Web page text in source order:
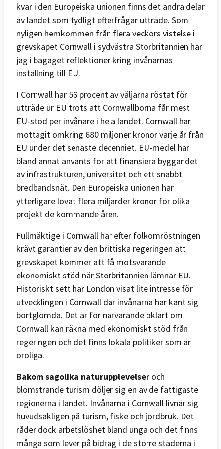
kvar i den Europeiska unionen finns det andra delar
av landet som tydligt efterfrågar utträde. Som
nyligen hemkommen från flera veckors vistelse i
grevskapet Cornwall i sydvästra Storbritannien har
jag i bagaget reflektioner kring invånarnas
inställning till EU.
I Cornwall har 56 procent av väljarna röstat för
utträde ur EU trots att Cornwallborna får mest
EU-stöd per invånare i hela landet. Cornwall har
mottagit omkring 680 miljoner kronor varje år från
EU under det senaste decenniet. EU-medel har
bland annat använts för att finansiera byggandet
av infrastrukturen, universitet och ett snabbt
bredbandsnät. Den Europeiska unionen har
ytterligare lovat flera miljarder kronor för olika
projekt de kommande åren.
Fullmäktige i Cornwall har efter folkomröstningen
krävt garantier av den brittiska regeringen att
grevskapet kommer att få motsvarande
ekonomiskt stöd när Storbritannien lämnar EU.
Historiskt sett har London visat lite intresse för
utvecklingen i Cornwall där invånarna har känt sig
bortglömda. Det är för närvarande oklart om
Cornwall kan räkna med ekonomiskt stöd från
regeringen och det finns lokala politiker som är
oroliga.
Bakom sagolika naturupplevelser och
blomstrande turism döljer sig en av de fattigaste
regionerna i landet. Invånarna i Cornwall livnär sig
huvudsakligen på turism, fiske och jordbruk. Det
råder dock arbetslöshet bland unga och det finns
många som lever på bidrag i de större städerna i